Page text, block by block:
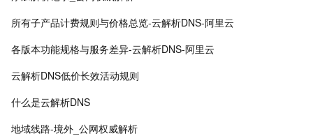
所有子产品计费规则与价格总览-云解析DNS-阿里云
各版本功能规格与服务差异-云解析DNS-阿里云
云解析DNS低价长效活动规则
什么是云解析DNS
地域线路-境外_公网权威解析